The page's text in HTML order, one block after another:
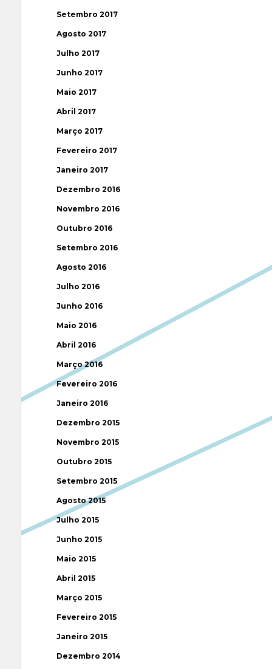
Setembro 2017
Agosto 2017
Julho 2017
Junho 2017
Maio 2017
Abril 2017
Março 2017
Fevereiro 2017
Janeiro 2017
Dezembro 2016
Novembro 2016
Outubro 2016
Setembro 2016
Agosto 2016
Julho 2016
Junho 2016
Maio 2016
Abril 2016
Março 2016
Fevereiro 2016
Janeiro 2016
Dezembro 2015
Novembro 2015
Outubro 2015
Setembro 2015
Agosto 2015
Julho 2015
Junho 2015
Maio 2015
Abril 2015
Março 2015
Fevereiro 2015
Janeiro 2015
Dezembro 2014